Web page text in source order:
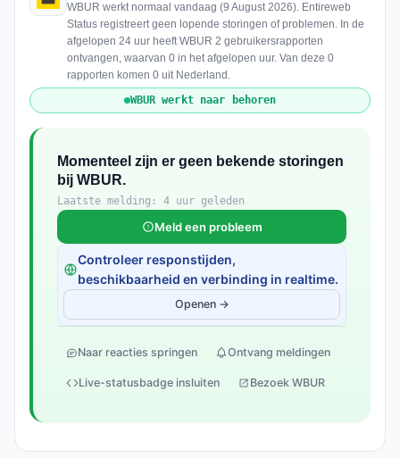
WBUR werkt normaal vandaag (9 August 2026). Entireweb
Status registreert geen lopende storingen of problemen. In de
afgelopen 24 uur heeft WBUR 2 gebruikersrapporten
ontvangen, waarvan 0 in het afgelopen uur. Van deze 0
rapporten komen 0 uit Nederland.
WBUR werkt naar behoren
Momenteel zijn er geen bekende storingen
bij WBUR.
Laatste melding: 4 uur geleden
Meld een probleem
Controleer responstijden,
beschikbaarheid en verbinding in realtime.
Openen →
Naar reacties springen Ontvang meldingen
Live-statusbadge insluiten Bezoek WBUR